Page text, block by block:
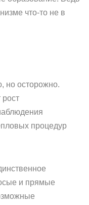
что-то не в
но осторожно.
процедур
и прямые